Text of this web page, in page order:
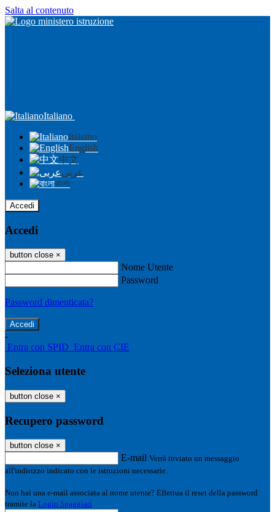
Salta al contenuto
Italiano
Italiano
English
中文
عربى
বাংলা
Accedi
Accedi
button close ×
Nome Utente
Password
Password dimenticata?
-
Entra con SPID Entra con CIE
Seleziona utente
button close ×
Recupero password
button close ×
E-mail Verrà inviato un messaggio
all'indirizzo indicato con le istruzioni necessarie.
Non hai una e-mail associata al nome utente? Effettua il reset della password
tramite la Login Spaggiari